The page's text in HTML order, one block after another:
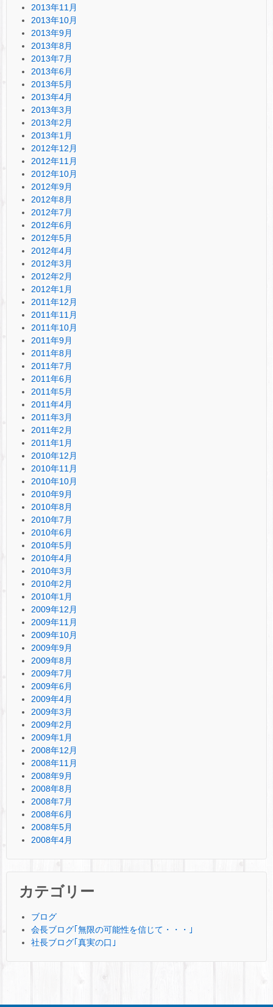
2013年11月
2013年10月
2013年9月
2013年8月
2013年7月
2013年6月
2013年5月
2013年4月
2013年3月
2013年2月
2013年1月
2012年12月
2012年11月
2012年10月
2012年9月
2012年8月
2012年7月
2012年6月
2012年5月
2012年4月
2012年3月
2012年2月
2012年1月
2011年12月
2011年11月
2011年10月
2011年9月
2011年8月
2011年7月
2011年6月
2011年5月
2011年4月
2011年3月
2011年2月
2011年1月
2010年12月
2010年11月
2010年10月
2010年9月
2010年8月
2010年7月
2010年6月
2010年5月
2010年4月
2010年3月
2010年2月
2010年1月
2009年12月
2009年11月
2009年10月
2009年9月
2009年8月
2009年7月
2009年6月
2009年4月
2009年3月
2009年2月
2009年1月
2008年12月
2008年11月
2008年9月
2008年8月
2008年7月
2008年6月
2008年5月
2008年4月
カテゴリー
ブログ
会長ブログ｢無限の可能性を信じて・・・｣
社長ブログ｢真実の口｣